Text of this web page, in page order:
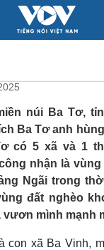
Xã hội
Tin 24h
Dự báo
Giáo dục
Dấu ấn
Việc làm
vùng
Ngãi
núi Ba Tơ,
Ba Tơ anh hùng
có 5 xã và 1
nhận là
Ngãi trong
đất nghèo
vươn mình mạnh
con xã Ba Vinh,